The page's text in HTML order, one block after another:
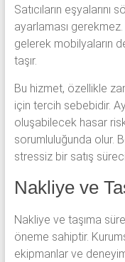
Satıcıların eşyalarını
ayarlaması
gelerek mobilyaların
taşır.
Bu hizmet, özellikle
için tercih sebebidir.
oluşabilecek hasar
sorumluluğunda olur.
stressiz bir satış
Nakliye ve
Nakliye ve taşıma
öneme sahiptir.
ekipmanlar ve